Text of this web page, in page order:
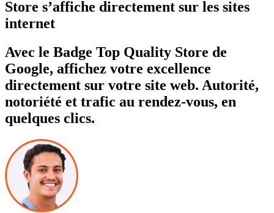
Store s’affiche directement sur les sites
internet
Avec le Badge Top Quality Store de
Google, affichez votre excellence
directement sur votre site web. Autorité,
notoriété et trafic au rendez-vous, en
quelques clics.